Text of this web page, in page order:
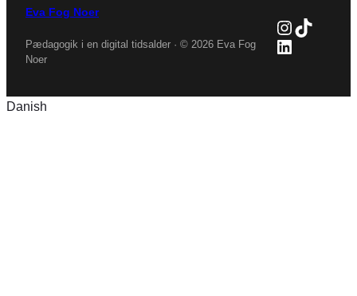
Eva Fog Noer
Pædagogik i en digital tidsalder · © 2026 Eva Fog
Noer
TikTok
LinkedIn
Danish